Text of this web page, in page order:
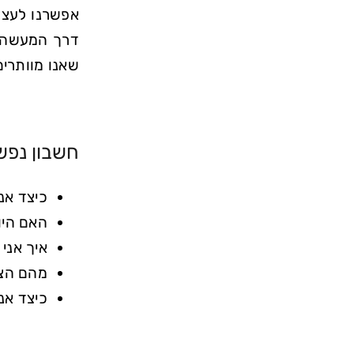
אפשרנו
דרך המעשה
שאנו
חשבון
כיצד
האם
איך
מהם
כיצד